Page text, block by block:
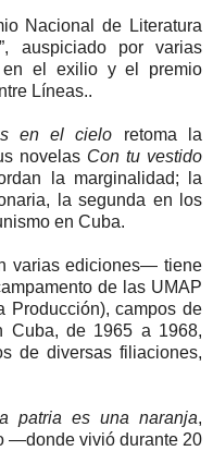
Nacional de Literatura
auspiciado por varias
en el exilio y el premio
Líneas..
en el cielo retoma la
novelas Con tu vestido
la marginalidad; la
la segunda en los
en Cuba.
varias ediciones— tiene
de las UMAP
Producción), campos de
Cuba, de 1965 a 1968,
de diversas filiaciones,
patria es una naranja,
—donde vivió durante 20